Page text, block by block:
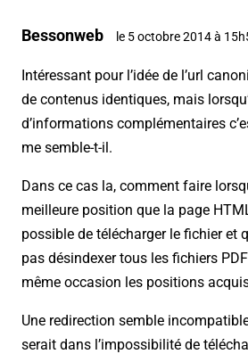
Bessonweb le 5 octobre 2014 à
Intéressant pour l’idée de l’url
de contenus identiques, mais
d’informations complémentaires
me semble-t-il.
Dans ce cas la, comment faire
meilleure position que la page
possible de télécharger le fichier et
pas désindexer tous les fichiers
même occasion les positions
Une redirection semble
serait dans l’impossibilité de